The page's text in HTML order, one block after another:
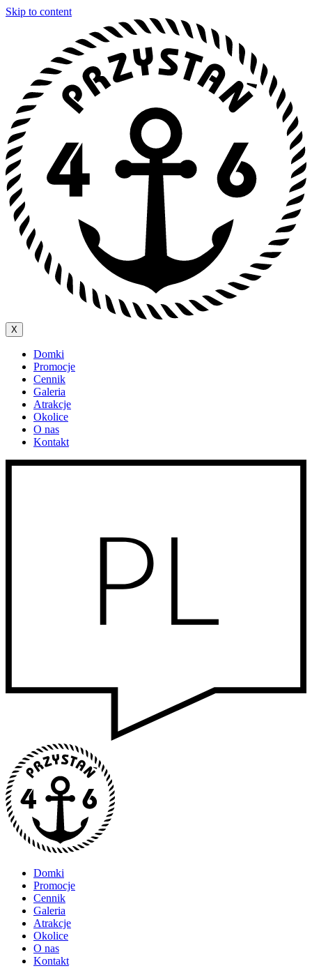
Skip to content
X
Domki
Promocje
Cennik
Galeria
Atrakcje
Okolice
O nas
Kontakt
Domki
Promocje
Cennik
Galeria
Atrakcje
Okolice
O nas
Kontakt